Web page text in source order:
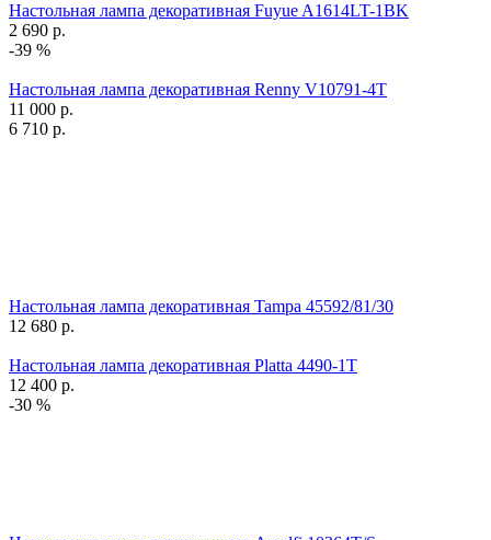
Настольная лампа декоративная Fuyue A1614LT-1BK
2 690 р.
-39 %
Настольная лампа декоративная Renny V10791-4T
11 000 р.
6 710 р.
Настольная лампа декоративная Tampa 45592/81/30
12 680 р.
Настольная лампа декоративная Platta 4490-1T
12 400 р.
-30 %